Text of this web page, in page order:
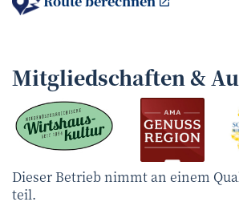
Mitgliedschaften &
Dieser Betrieb nimmt an einem
teil.